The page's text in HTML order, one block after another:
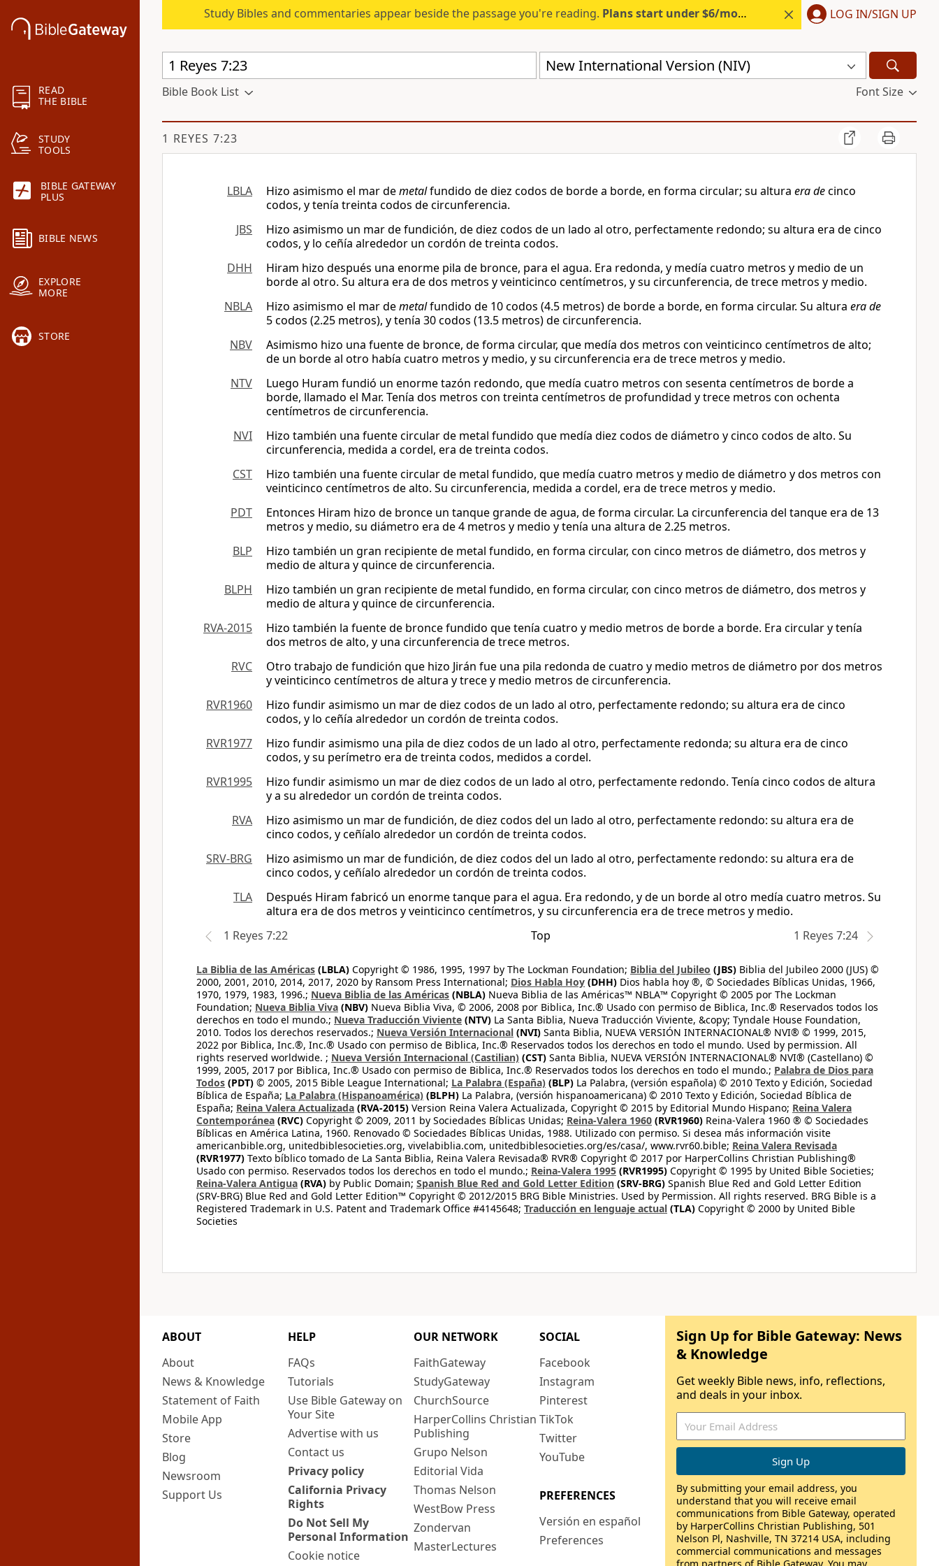
READ
THE BIBLE
STUDY
TOOLS
BIBLE GATEWAY
PLUS
BIBLE NEWS
EXPLORE
MORE
STORE
Study Bibles and commentaries appear beside the passage you're reading. Plans start under $6/month. Start free. LOG IN/SIGN UP
New International Version (NIV)
Bible Book List Font Size
1 REYES 7:23
LBLA Hizo asimismo el mar demetalfundido de diez codos de borde a borde, en forma circular; su altura era decinco
codos, y tenía treinta codos de circunferencia.
JBS
Hizo asimismo un mar de fundición, de diez codos de un lado al otro, perfectamente redondo; su altura era de cinco
codos, y lo ceñía alrededor un cordón de treinta codos.
DHH
Hiram hizo después una enorme pila de bronce, para el agua. Era redonda, y medía cuatro metros y medio de un
borde al otro. Su altura era de dos metros y veinticinco centímetros, y su circunferencia, de trece metros y medio.
NBLA
Hizo asimismo el mar demetalfundido de 10 codos (4.5 metros) de borde a borde, en forma circular. Su altura era de
5 codos (2.25 metros), y tenía 30 codos (13.5 metros) de circunferencia.
NBV
Asimismo hizo una fuente de bronce, de forma circular, que medía dos metros con veinticinco centímetros de alto;
de un borde al otro había cuatro metros y medio, y su circunferencia era de trece metros y medio.
NTV
Luego Huram fundió un enorme tazón redondo, que medía cuatro metros con sesenta centímetros de borde a
borde, llamado el Mar. Tenía dos metros con treinta centímetros de profundidad y trece metros con ochenta
centímetros de circunferencia.
NVI
Hizo también una fuente circular de metal fundido que medía diez codos de diámetro y cinco codos de alto. Su
circunferencia, medida a cordel, era de treinta codos.
CST
Hizo también una fuente circular de metal fundido, que medía cuatro metros y medio de diámetro y dos metros con
veinticinco centímetros de alto. Su circunferencia, medida a cordel, era de trece metros y medio.
PDT
Entonces Hiram hizo de bronce un tanque grande de agua, de forma circular. La circunferencia del tanque era de 13
metros y medio, su diámetro era de 4 metros y medio y tenía una altura de 2.25 metros.
BLP
Hizo también un gran recipiente de metal fundido, en forma circular, con cinco metros de diámetro, dos metros y
medio de altura y quince de circunferencia.
BLPH
Hizo también un gran recipiente de metal fundido, en forma circular, con cinco metros de diámetro, dos metros y
medio de altura y quince de circunferencia.
RVA-2015
Hizo también la fuente de bronce fundido que tenía cuatro y medio metros de borde a borde. Era circular y tenía
dos metros de alto, y una circunferencia de trece metros.
RVC
Otro trabajo de fundición que hizo Jirán fue una pila redonda de cuatro y medio metros de diámetro por dos metros
y veinticinco centímetros de altura y trece y medio metros de circunferencia.
RVR1960
Hizo fundir asimismo un mar de diez codos de un lado al otro, perfectamente redondo; su altura era de cinco
codos, y lo ceñía alrededor un cordón de treinta codos.
RVR1977
Hizo fundir asimismo una pila de diez codos de un lado al otro, perfectamente redonda; su altura era de cinco
codos, y su perímetro era de treinta codos, medidos a cordel.
RVR1995
Hizo fundir asimismo un mar de diez codos de un lado al otro, perfectamente redondo. Tenía cinco codos de altura
y a su alrededor un cordón de treinta codos.
RVA
Hizo asimismo un mar de fundición, de diez codos del un lado al otro, perfectamente redondo: su altura era de
cinco codos, y ceñíalo alrededor un cordón de treinta codos.
SRV-BRG
Hizo asimismo un mar de fundición, de diez codos del un lado al otro, perfectamente redondo: su altura era de
cinco codos, y ceñíalo alrededor un cordón de treinta codos.
TLA
Después Hiram fabricó un enorme tanque para el agua. Era redondo, y de un borde al otro medía cuatro metros. Su
altura era de dos metros y veinticinco centímetros, y su circunferencia era de trece metros y medio.
1 Reyes 7:22
Top 1 Reyes 7:24
La Biblia de las Américas (LBLA) Copyright © 1986, 1995, 1997 by The Lockman Foundation; Biblia del Jubileo (JBS) Biblia del Jubileo 2000 (JUS) ©
2000, 2001, 2010, 2014, 2017, 2020 by Ransom Press International; Dios Habla Hoy (DHH) Dios habla hoy ®, © Sociedades Bíblicas Unidas, 1966,
1970, 1979, 1983, 1996.; Nueva Biblia de las Américas (NBLA) Nueva Biblia de las Américas™ NBLA™ Copyright © 2005 por The Lockman
Foundation; Nueva Biblia Viva (NBV) Nueva Biblia Viva, © 2006, 2008 por Biblica, Inc.® Usado con permiso de Biblica, Inc.® Reservados todos los
derechos en todo el mundo.; Nueva Traducción Viviente (NTV) La Santa Biblia, Nueva Traducción Viviente, &copy; Tyndale House Foundation,
2010. Todos los derechos reservados.; Nueva Versión Internacional (NVI) Santa Biblia, NUEVA VERSIÓN INTERNACIONAL® NVI® © 1999, 2015,
2022 por Biblica, Inc.®, Inc.® Usado con permiso de Biblica, Inc.® Reservados todos los derechos en todo el mundo. Used by permission. All
rights reserved worldwide. ; Nueva Versión Internacional (Castilian) (CST) Santa Biblia, NUEVA VERSIÓN INTERNACIONAL® NVI® (Castellano) ©
1999, 2005, 2017 por Biblica, Inc.® Usado con permiso de Biblica, Inc.® Reservados todos los derechos en todo el mundo.; Palabra de Dios para
Todos (PDT) © 2005, 2015 Bible League International; La Palabra (España) (BLP) La Palabra, (versión española) © 2010 Texto y Edición, Sociedad
Bíblica de España; La Palabra (Hispanoamérica) (BLPH) La Palabra, (versión hispanoamericana) © 2010 Texto y Edición, Sociedad Bíblica de
España; Reina Valera Actualizada (RVA-2015) Version Reina Valera Actualizada, Copyright © 2015 by Editorial Mundo Hispano; Reina Valera
Contemporánea (RVC) Copyright © 2009, 2011 by Sociedades Bíblicas Unidas; Reina-Valera 1960 (RVR1960) Reina-Valera 1960 ® © Sociedades
Bíblicas en América Latina, 1960. Renovado © Sociedades Bíblicas Unidas, 1988. Utilizado con permiso. Si desea más información visite
americanbible.org, unitedbiblesocieties.org, vivelabiblia.com, unitedbiblesocieties.org/es/casa/, www.rvr60.bible; Reina Valera Revisada
(RVR1977) Texto bíblico tomado de La Santa Biblia, Reina Valera Revisada® RVR® Copyright © 2017 por HarperCollins Christian Publishing®
Usado con permiso. Reservados todos los derechos en todo el mundo.; Reina-Valera 1995 (RVR1995) Copyright © 1995 by United Bible Societies;
Reina-Valera Antigua (RVA) by Public Domain; Spanish Blue Red and Gold Letter Edition (SRV-BRG) Spanish Blue Red and Gold Letter Edition
(SRV-BRG) Blue Red and Gold Letter Edition™ Copyright © 2012/2015 BRG Bible Ministries. Used by Permission. All rights reserved. BRG Bible is a
Registered Trademark in U.S. Patent and Trademark Office #4145648; Traducción en lenguaje actual (TLA) Copyright © 2000 by United Bible
Societies
ABOUT
About
News & Knowledge
Statement of Faith
Mobile App
Store
Blog
Newsroom
Support Us
HELP
FAQs
Tutorials
Use Bible Gateway on
Your Site
Advertise with us
Contact us
Privacy policy
California Privacy
Rights
Do Not Sell My
Personal Information
Cookie notice
OUR NETWORK
FaithGateway
StudyGateway
ChurchSource
HarperCollins Christian
Publishing
Grupo Nelson
Editorial Vida
Thomas Nelson
WestBow Press
Zondervan
MasterLectures
SOCIAL
Facebook
Instagram
Pinterest
TikTok
Twitter
YouTube
PREFERENCES
Versión en español
Preferences
Sign Up for Bible Gateway: News
& Knowledge
Get weekly Bible news, info, reflections,
and deals in your inbox.
By submitting your email address, you
understand that you will receive email
communications from Bible Gateway, operated
by HarperCollins Christian Publishing, 501
Nelson Pl, Nashville, TN 37214 USA, including
commercial communications and messages